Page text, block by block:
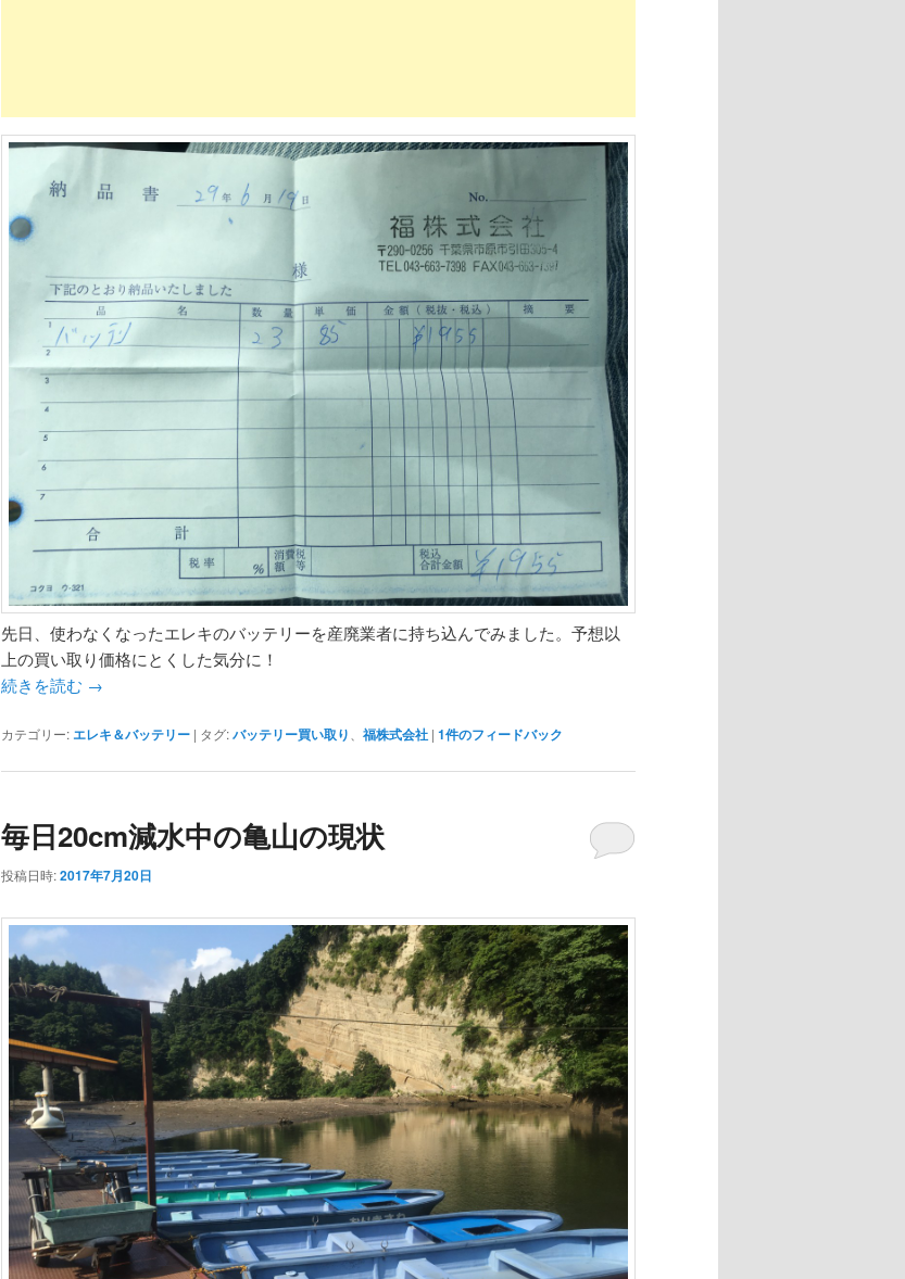
先日、使わなくなったエレキのバッテリーを産廃業者に持ち込んでみました。予想以
上の買い取り価格にとくした気分に！
続きを読む →
カテゴリー: エレキ＆バッテリー | タグ:バッテリー買い取り、 福株式会社 | 1件のフィードバック
毎日20cm減水中の亀山の現状
投稿日時:2017年7月20日